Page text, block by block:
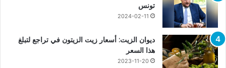
تونس
2024-02-11
ديوان الزيت: أسعار زيت الزيتون في تراجع لتبلغ
هذا السعر
2023-11-20